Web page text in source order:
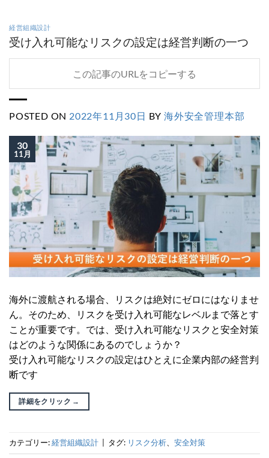
経営組織設計
受け入れ可能なリスクの設定は経営判断の一つ
この記事のURLをコピーする
POSTED ON 2022年11月30日 BY海外安全管理本部
30
11月
海外に渡航される場合、リスクは絶対にゼロにはなりませ
ん。そのため、リスクを受け入れ可能なレベルまで落とす
ことが重要です。では、受け入れ可能なリスクと安全対策
はどのような関係にあるのでしょうか？
受け入れ可能なリスクの設定はひとえに企業内部の経営判
断です
詳細をクリック →
カテゴリー:経営組織設計 タグ: リスク分析、 安全対策